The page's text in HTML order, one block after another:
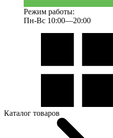
Режим работы:
Пн-Вс 10:00—20:00
Каталог товаров